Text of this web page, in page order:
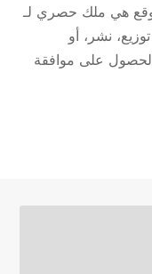
هي ملك حصري لـ
نشر، أو
على موافقة